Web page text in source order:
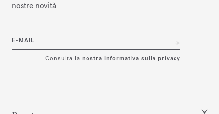
nostre novità
E-MAIL
Consulta la nostra informativa sulla privacy